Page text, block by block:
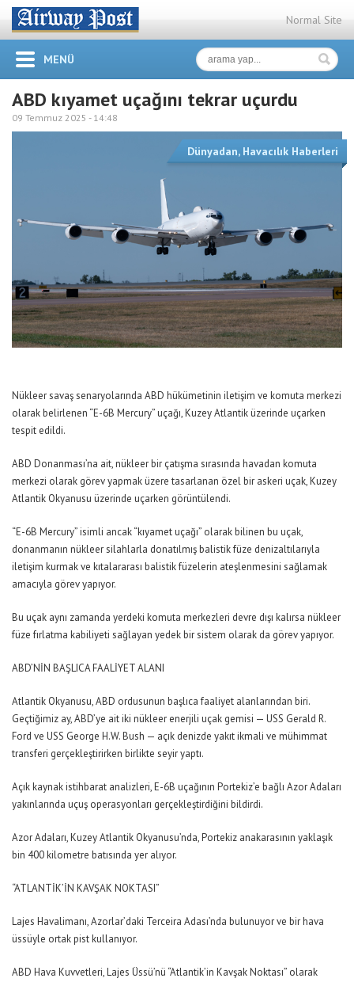
Normal Site
MENÜ
ABD kıyamet uçağını tekrar uçurdu
09 Temmuz 2025 - 14:48
Dünyadan, Havacılık Haberleri
Nükleer savaş senaryolarında ABD hükümetinin iletişim ve komuta merkezi
olarak belirlenen “E-6B Mercury” uçağı, Kuzey Atlantik üzerinde uçarken
tespit edildi.
ABD Donanması’na ait, nükleer bir çatışma sırasında havadan komuta
merkezi olarak görev yapmak üzere tasarlanan özel bir askeri uçak, Kuzey
Atlantik Okyanusu üzerinde uçarken görüntülendi.
“E-6B Mercury” isimli ancak “kıyamet uçağı” olarak bilinen bu uçak,
donanmanın nükleer silahlarla donatılmış balistik füze denizaltılarıyla
iletişim kurmak ve kıtalararası balistik füzelerin ateşlenmesini sağlamak
amacıyla görev yapıyor.
Bu uçak aynı zamanda yerdeki komuta merkezleri devre dışı kalırsa nükleer
füze fırlatma kabiliyeti sağlayan yedek bir sistem olarak da görev yapıyor.
ABD’NİN BAŞLICA FAALİYET ALANI
Atlantik Okyanusu, ABD ordusunun başlıca faaliyet alanlarından biri.
Geçtiğimiz ay, ABD’ye ait iki nükleer enerjili uçak gemisi — USS Gerald R.
Ford ve USS George H.W. Bush — açık denizde yakıt ikmali ve mühimmat
transferi gerçekleştirirken birlikte seyir yaptı.
Açık kaynak istihbarat analizleri, E-6B uçağının Portekiz’e bağlı Azor Adaları
yakınlarında uçuş operasyonları gerçekleştirdiğini bildirdi.
Azor Adaları, Kuzey Atlantik Okyanusu’nda, Portekiz anakarasının yaklaşık
bin 400 kilometre batısında yer alıyor.
“ATLANTİK’İN KAVŞAK NOKTASI”
Lajes Havalimanı, Azorlar’daki Terceira Adası’nda bulunuyor ve bir hava
üssüyle ortak pist kullanıyor.
ABD Hava Kuvvetleri, Lajes Üssü’nü “Atlantik’in Kavşak Noktası” olarak